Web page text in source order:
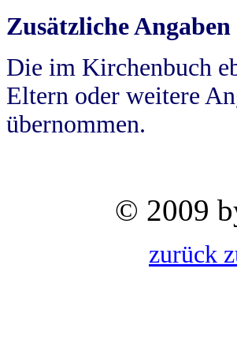
Zusätzliche
Die im Kirchenbuch
Eltern oder weitere
übernommen.
© 2009
zurück